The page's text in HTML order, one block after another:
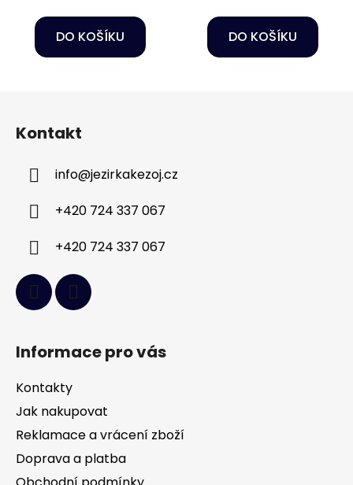
DO KOŠÍKU DO KOŠÍKU
Kontakt
info@jezirkakezoj.cz
+420 724 337 067
+420 724 337 067
Informace pro vás
Kontakty
Jak nakupovat
Reklamace a vrácení zboží
Doprava a platba